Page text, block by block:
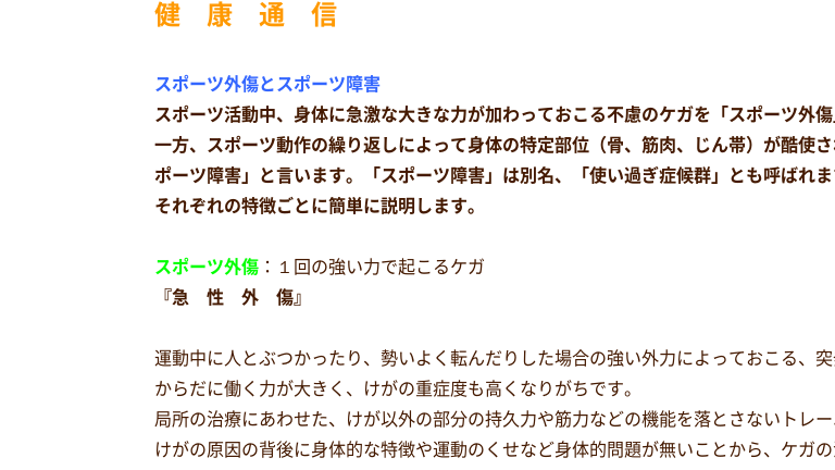
健 康 通 信
スポーツ外傷とスポーツ障害
スポーツ活動中、身体に急激な大きな力が加わっておこる不慮のケガを「スポーツ外傷
一方、スポーツ動作の繰り返しによって身体の特定部位（骨、筋肉、じん帯）が酷使
ポーツ障害」と言います。「スポーツ障害」は別名、「使い過ぎ症候群」とも呼ばれま
それぞれの特徴ごとに簡単に説明します。
スポーツ外傷 ：１回の強い力で起こるケガ
『急 性 外 傷』
運動中に人とぶつかったり、勢いよく転んだりした場合の強い外力によっておこる、突
からだに働く力が大きく、けがの重症度も高くなりがちです。
局所の治療にあわせた、けが以外の部分の持久力や筋力などの機能を落とさないトレー
けがの原因の背後に身体的な特徴や運動のくせなど身体的問題が無いことから、ケガ